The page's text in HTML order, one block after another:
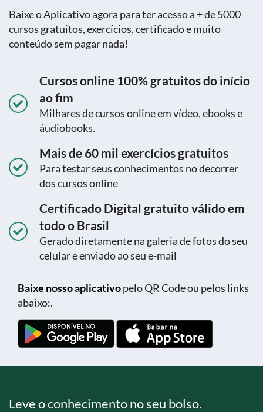
Baixe o Aplicativo agora para ter acesso a + de 5000
cursos gratuitos, exercícios, certificado e muito
conteúdo sem pagar nada!
Cursos online 100% gratuitos do início
ao fim
Milhares de cursos online em vídeo, ebooks e
áudiobooks.
Mais de 60 mil exercícios gratuitos
Para testar seus conhecimentos no decorrer
dos cursos online
Certificado Digital gratuito válido em
todo o Brasil
Gerado diretamente na galeria de fotos do seu
celular e enviado ao seu e-mail
Baixe nosso aplicativopelo QR Code ou pelos links
abaixo:.
Leve o conhecimento no seu bolso.